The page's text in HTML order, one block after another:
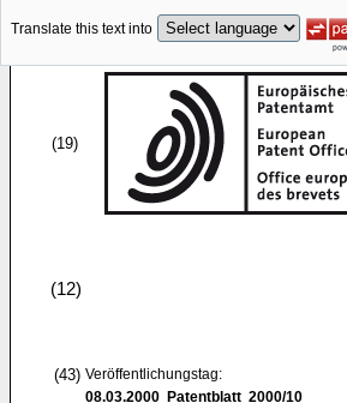
Translate this text into
(19)
(12)
(43) Veröffentlichungstag:
08.03.2000 Patentblatt 2000/10